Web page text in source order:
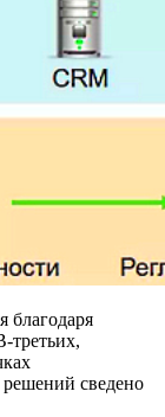
благодаря
третьих,
решений сведено